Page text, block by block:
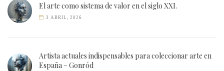
El arte como sistema de valor en el siglo XXI.
3 ABRIL, 2026
Artista actuales indispensables para coleccionar arte en
España – Gonród